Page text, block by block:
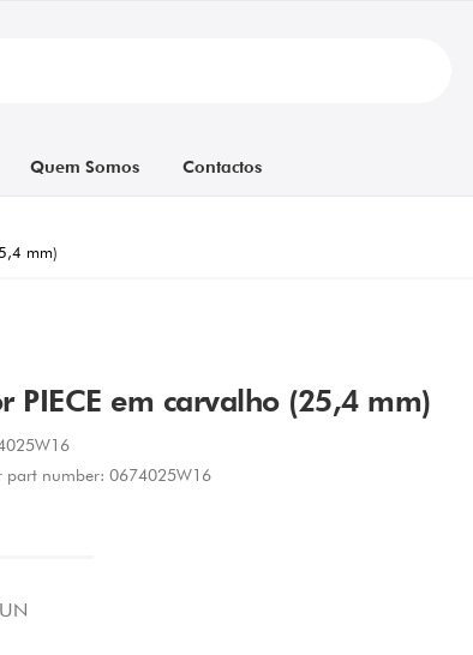
Quem Somos Contactos
mm)
PIECE em carvalho (25,4 mm)
part number: 0674025W16
UN